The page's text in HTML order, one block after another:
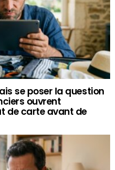
se poser la question
ouvrent
de carte avant de